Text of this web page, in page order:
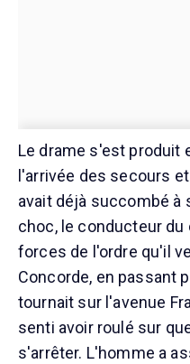
Le drame s'est produit
l'arrivée des secours
avait déjà succombé à
choc, le conducteur
forces de l'ordre qu'il
Concorde, en passant
tournait sur l'avenue
senti avoir roulé sur
s'arrêter. L'homme a